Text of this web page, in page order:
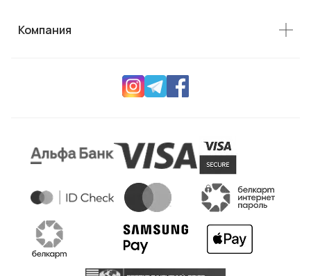
Компания